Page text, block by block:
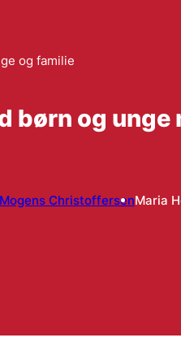
og familie
børn og unge
Mogens ChristoffersenMaria